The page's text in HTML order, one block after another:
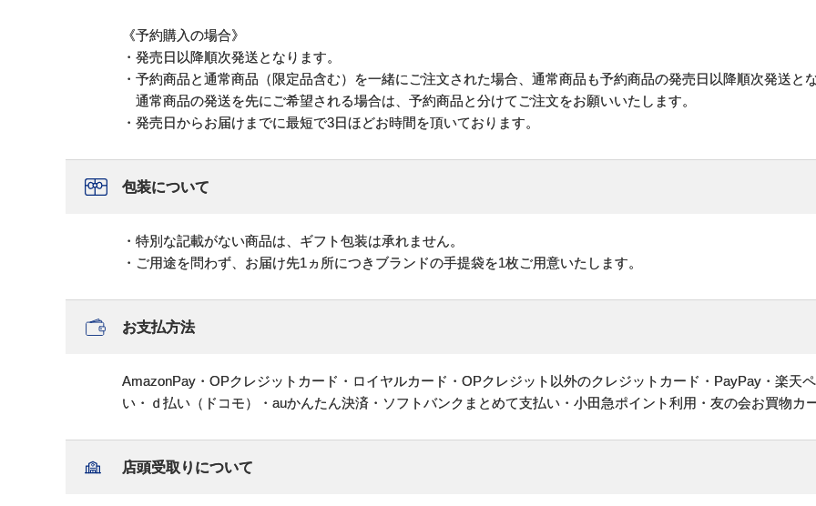
《予約購入の場合》
・発売日以降順次発送となります。
・予約商品と通常商品（限定品含む）を一緒にご注文された場合、通常商品も予約商品の発売日以降順次発送と
通常商品の発送を先にご希望される場合は、予約商品と分けてご注文をお願いいたします。
・発売日からお届けまでに最短で3日ほどお時間を頂いております。
包装について
・特別な記載がない商品は、ギフト包装は承れません。
・ご用途を問わず、お届け先1ヵ所につきブランドの手提袋を1枚ご用意いたします。
お支払方法
AmazonPay・OPクレジットカード・ロイヤルカード・OPクレジット以外のクレジットカード・PayPay・楽天
い・ｄ払い（ドコモ）・auかんたん決済・ソフトバンクまとめて支払い・小田急ポイント利用・友の会お買物カ
店頭受取りについて